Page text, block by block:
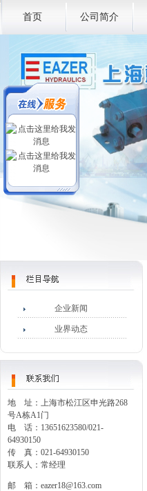
首页 公司简介
企业新闻
业界动态
地 址：上海市松江区申光路268
号A栋A1门
电 话：13651623580/021-
64930150
传 真：021-64930150
联系人：常经理
邮 箱： eazer18@163.com